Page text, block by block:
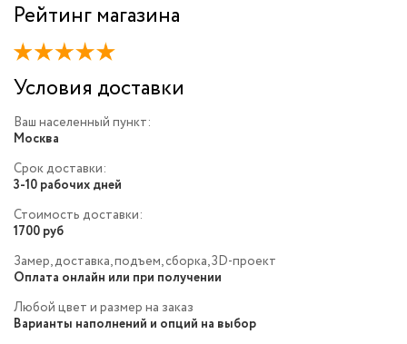
Рейтинг магазина
Условия доставки
Ваш населенный пункт:
Москва
Срок доставки:
3-10 рабочих дней
Стоимость доставки:
1700 руб
Замер, доставка, подъем, сборка, 3D-проект
Оплата онлайн или при получении
Любой цвет и размер на заказ
Варианты наполнений и опций на выбор